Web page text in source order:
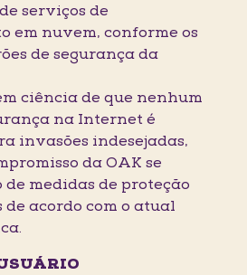
serviços de
em nuvem, conforme os
de segurança da
ciência de que nenhum
na Internet é
invasões indesejadas,
da OAK se
medidas de proteção
acordo com o atual